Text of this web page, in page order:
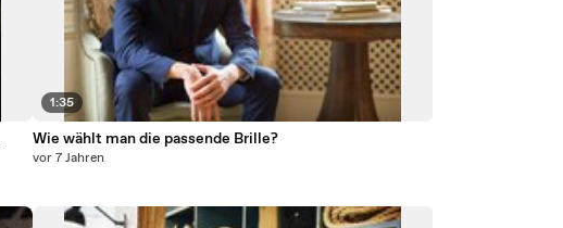
1:35
Wie wählt man die passende Brille?
vor 7 Jahren